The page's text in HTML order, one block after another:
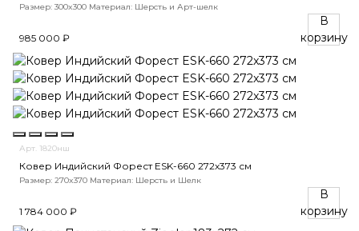
Размер: 300x300 Материал: Шерсть и Арт-шелк
985 000 ₽
В
корзину
Арт. 1820нш
Ковер Индийский Форест ESK-660 272x373 см
Размер: 270x370 Материал: Шерсть и Шелк
1 784 000 ₽
В
корзину